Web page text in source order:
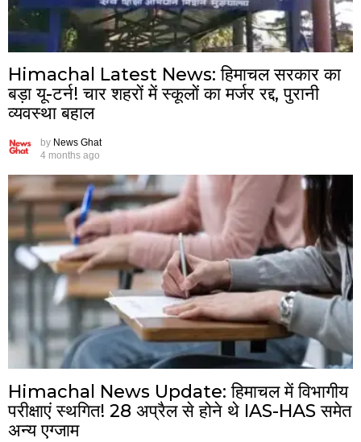
Himachal Latest News: हिमाचल सरकार का
बड़ा यू-टर्न! चार शहरों में स्कूलों का मर्जर रद्द, पुरानी
व्यवस्था बहाल
by News Ghat
4 months ago
Himachal News Update: हिमाचल में विभागीय
परीक्षाएं स्थगित! 28 अप्रैल से होने थे IAS-HAS समेत
अन्य एग्जाम